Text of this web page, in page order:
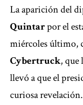
La aparición del
Quintarpor el
miércoles último,
Cybertruck, que
llevó a que el
curiosa